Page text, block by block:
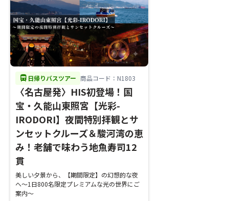
directions_bus 日帰りバスツアー 商品コード：N1803
〈名古屋発〉HIS初登場！国
宝・久能山東照宮【光彩-
IRODORI】夜間特別拝観とサ
ンセットクルーズ＆駿河湾の恵
み！老舗で味わう地魚寿司12
貫
美しい夕景から、【期間限定】の幻想的な夜
へ〜1日800名限定プレミアムな光の世界にご
案内〜